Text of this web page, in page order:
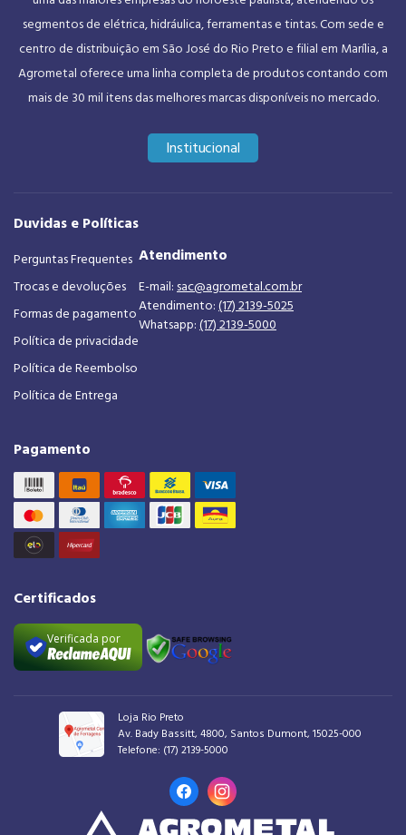
segmentos de elétrica, hidráulica, ferramentas e tintas. Com sede e
centro de distribuição em São José do Rio Preto e filial em Marília, a
Agrometal oferece uma linha completa de produtos contando com
mais de 30 mil itens das melhores marcas disponíveis no mercado.
Institucional
Duvidas e Políticas
Perguntas Frequentes
Trocas e devoluções
Formas de pagamento
Política de privacidade
Política de Reembolso
Política de Entrega
Atendimento
E-mail: sac@agrometal.com.br
Atendimento: (17) 2139-5025
Whatsapp: (17) 2139-5000
Pagamento
Certificados
Verificada por
Loja Rio Preto
Av. Bady Bassitt, 4800, Santos Dumont, 15025-000
Telefone: (17) 2139-5000